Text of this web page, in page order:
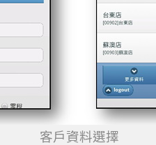
客戶資料選擇